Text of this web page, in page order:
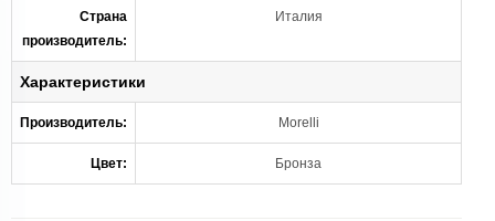
Страна
производитель:
Италия
Характеристики
Производитель: Morelli
Цвет: Бронза